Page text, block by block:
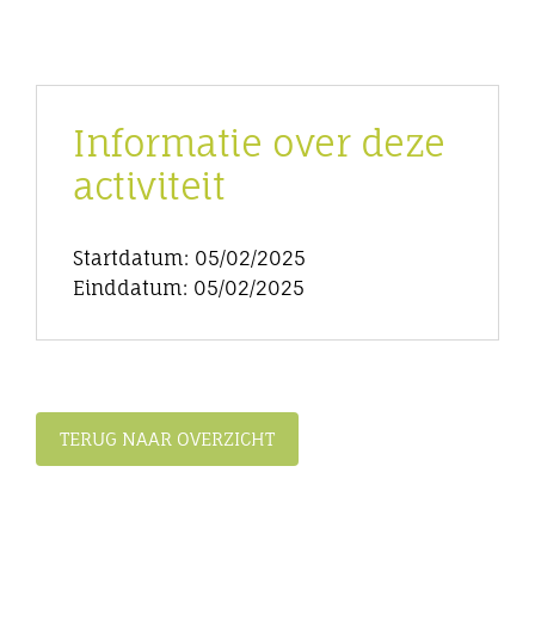
Informatie over deze
activiteit
Startdatum: 05/02/2025
Einddatum: 05/02/2025
TERUG NAAR OVERZICHT